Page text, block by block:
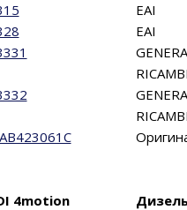
EAI
EAI
4motion